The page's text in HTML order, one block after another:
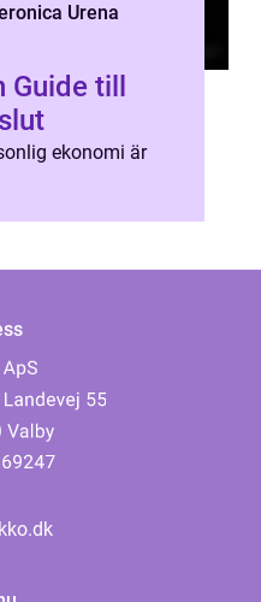
Urena
till
ekonomi är